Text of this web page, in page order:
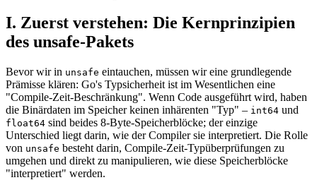
I. Zuerst verstehen: Die Kernprinzipien
des unsafe-Pakets
Bevor wir in unsafe eintauchen, müssen wir eine grundlegende
Prämisse klären: Go's Typsicherheit ist im Wesentlichen eine
"Compile-Zeit-Beschränkung". Wenn Code ausgeführt wird, haben
die Binärdaten im Speicher keinen inhärenten "Typ" – int64 und
float64 sind beides 8-Byte-Speicherblöcke; der einzige
Unterschied liegt darin, wie der Compiler sie interpretiert. Die Rolle
von unsafe besteht darin, Compile-Zeit-Typüberprüfungen zu
umgehen und direkt zu manipulieren, wie diese Speicherblöcke
"interpretiert" werden.